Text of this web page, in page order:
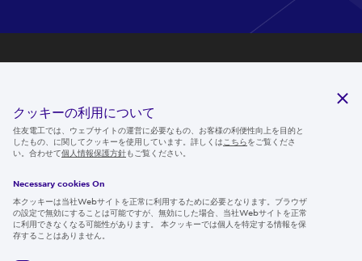
ニュースルーム
IR情報
採用情報
クッキーの利用について
住友電工では、ウェブサイトの運営に必要なもの、お客様の利便性向上を目的と
したもの、に関してクッキーを使用しています。詳しくは こちらをご覧くださ
い。合わせて個人情報保護方針もご覧ください。
Necessary cookies On
本クッキーは当社Webサイトを正常に利用するために必要となります。ブラウザ
の設定で無効にすることは可能ですが、無効にした場合、当社Webサイトを正常
に利用できなくなる可能性があります。 本クッキーでは個人を特定する情報を保
存することはありません。